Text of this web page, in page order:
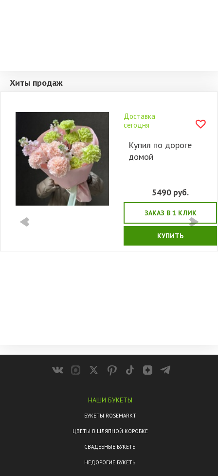
Хиты продаж
Доставка
сегодня
Купил по дороге
домой
5490 руб.
ЗАКАЗ В 1 КЛИК
КУПИТЬ
НАШИ БУКЕТЫ
БУКЕТЫ ROSEMARKT
ЦВЕТЫ В ШЛЯПНОЙ КОРОБКЕ
СВАДЕБНЫЕ БУКЕТЫ
НЕДОРОГИЕ БУКЕТЫ